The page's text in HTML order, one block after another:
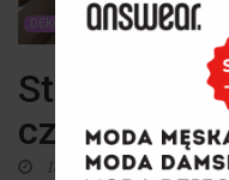
DEKORACJA WNĘTRZ
Stare
czyli
18 października 2022